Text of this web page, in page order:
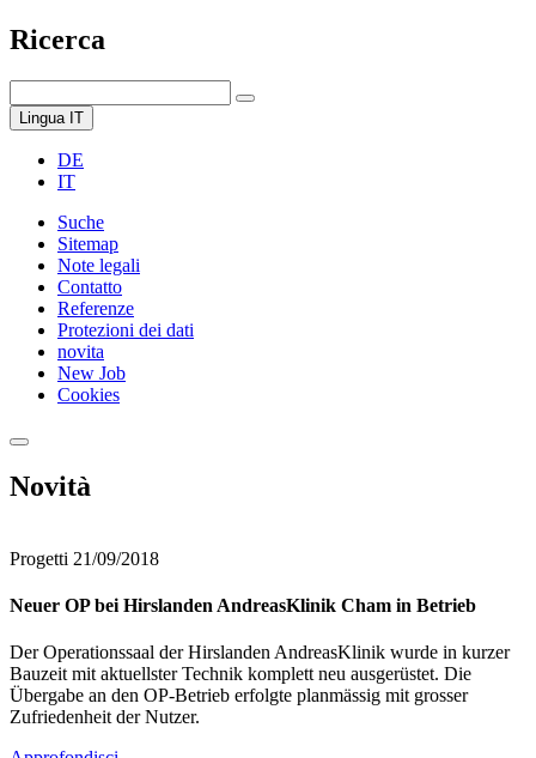
Ricerca
Lingua IT
DE
IT
Suche
Sitemap
Note legali
Contatto
Referenze
Protezioni dei dati
novita
New Job
Cookies
Novità
Progetti 21/09/2018
Neuer OP bei Hirslanden AndreasKlinik Cham in Betrieb
Der Operationssaal der Hirslanden AndreasKlinik wurde in kurzer
Bauzeit mit aktuellster Technik komplett neu ausgerüstet. Die
Übergabe an den OP-Betrieb erfolgte planmässig mit grosser
Zufriedenheit der Nutzer.